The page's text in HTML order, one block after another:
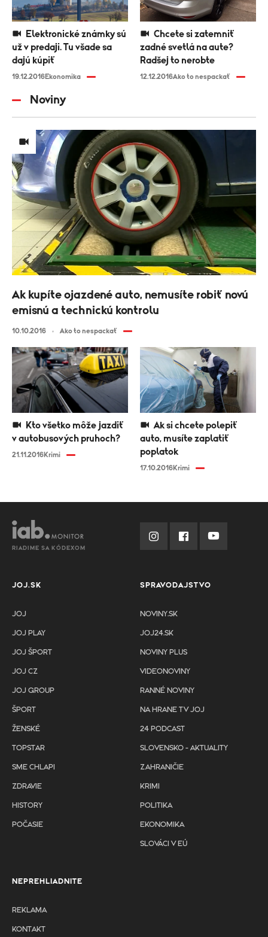
už v predaji. Tu všade sa
dajú kúpiť
19.12.2016Ekonomika
zadné svetlá na aute?
Radšej to nerobte
12.12.2016Ako to nespackať
Noviny
v autobusových pruhoch?
21.11.2016Krimi
Ak si chcete polepiť
auto, musíte zaplatiť
poplatok
17.10.2016Krimi
Ak kupíte ojazdené auto, nemusíte robiť novú
emisnú a technickú kontrolu
10.10.2016 Ako to nespackať
RIADIME SA KÓDEXOM
JOJ.SK
JOJ
JOJ PLAY
JOJ ŠPORT
JOJ CZ
JOJ GROUP
ŠPORT
ŽENSKÉ
TOPSTAR
SME CHLAPI
ZDRAVIE
HISTORY
POČASIE
SPRAVODAJSTVO
NOVINY.SK
JOJ24.SK
NOVINY PLUS
VIDEONOVINY
RANNÉ NOVINY
NA HRANE TV JOJ
24 PODCAST
SLOVENSKO - AKTUALITY
ZAHRANIČIE
KRIMI
POLITIKA
EKONOMIKA
SLOVÁCI V EÚ
NEPREHLIADNITE
REKLAMA
KONTAKT